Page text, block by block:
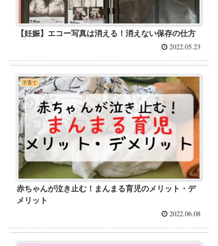
【妊娠】エコー写真は消える！消えない保存の仕方
2022.05.23
子育て
赤ちゃんが泣き止む！まんまる育児のメリット・デ
メリット
2022.06.08